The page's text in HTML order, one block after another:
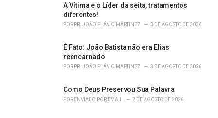
A Vítima e o Líder da seita, tratamentos
diferentes!
POR PR. JOÃO FLÁVIO MARTINEZ 3 DE AGOSTO DE 2026
É Fato: João Batista não era Elias
reencarnado
POR PR. JOÃO FLÁVIO MARTINEZ 3 DE AGOSTO DE 2026
Como Deus Preservou Sua Palavra
POR ENVIADO POR EMAIL 2 DE AGOSTO DE 2026